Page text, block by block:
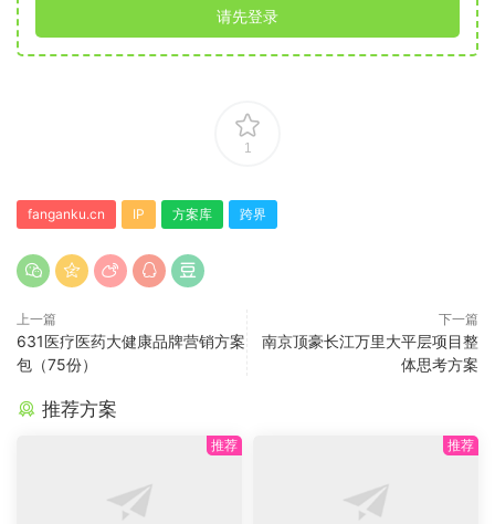
请先登录
1
fanganku.cn IP 方案库 跨界
上一篇
631医疗医药大健康品牌营销方案
包（75份）
下一篇
南京顶豪长江万里大平层项目整
体思考方案
推荐方案